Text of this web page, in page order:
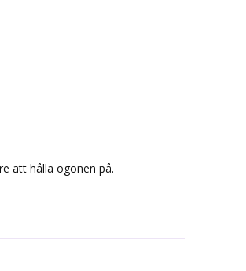
att hålla ögonen på.